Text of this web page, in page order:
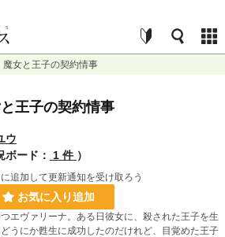
魔女と王子の契約情事
王子の契約情事
ウ
ボード：
1 件 ）
追加して更新通知を受け取ろう
お気に入り追加
エヴァリーナ。ある日彼女に、殺された王子を生
うにか甦生に成功したのだけれど、目覚めた王子